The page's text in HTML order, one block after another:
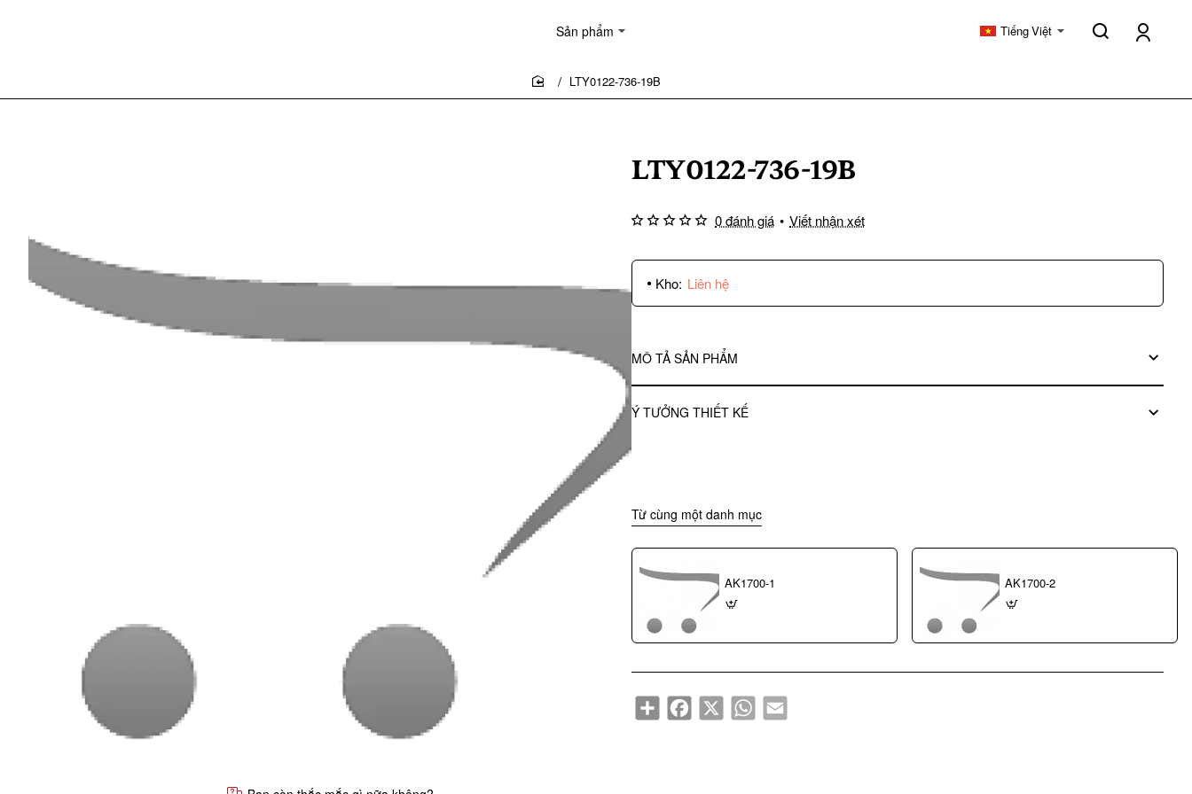
Sản phẩm Tiếng Việt
home
LTY0122-736-19B
LTY0122-736-19B
0 đánh giá • Viết nhận xét
Kho: Liên hệ
MÔ TẢ SẢN PHẨM
Ý TƯỞNG THIẾT KẾ
Từ cùng một danh mục
AK1700-1 AK1700-2
ShareFacebook
X WhatsAppEmail